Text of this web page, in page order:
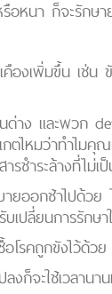
อหนา ก็จะรักษ
คืองเพิ่มขึ้น เช่
ด่าง และพวก
ตไหมว่าทำไม
ารชำระล้างที่ไ
ยออกช้าไปด้ว
ปลี่ยนการรักษา
โรคถูกขังไว้ด้
งก็จะใช้เวลาน